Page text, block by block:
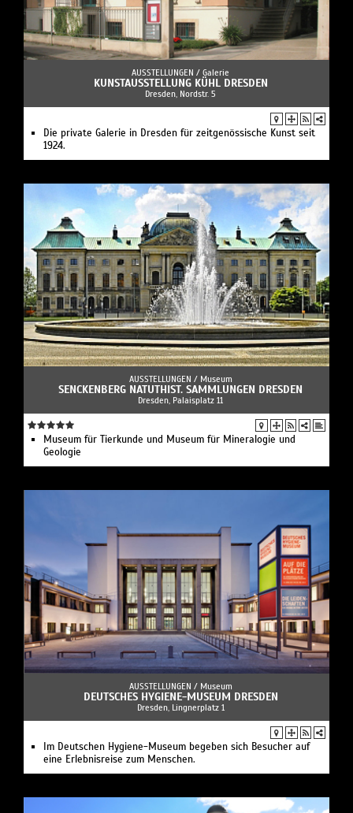
AUSSTELLUNGEN / Galerie
KUNSTAUSSTELLUNG KÜHL DRESDEN
Dresden, Nordstr. 5
Die private Galerie in Dresden für zeitgenössische Kunst seit
1924.
AUSSTELLUNGEN / Museum
SENCKENBERG NATUTHIST. SAMMLUNGEN DRESDEN
Dresden, Palaisplatz 11
Museum für Tierkunde und Museum für Mineralogie und
Geologie
AUSSTELLUNGEN / Museum
DEUTSCHES HYGIENE-MUSEUM DRESDEN
Dresden, Lingnerplatz 1
Im Deutschen Hygiene-Museum begeben sich Besucher auf
eine Erlebnisreise zum Menschen.